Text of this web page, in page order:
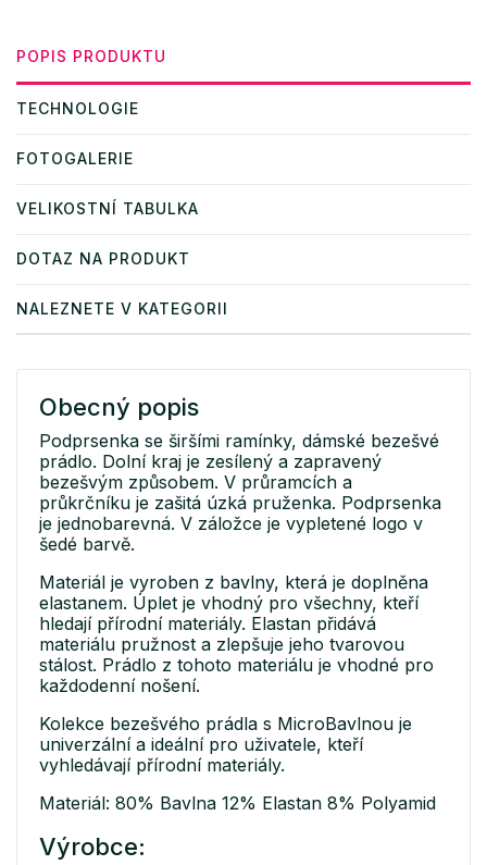
POPIS PRODUKTU
TECHNOLOGIE
FOTOGALERIE
VELIKOSTNÍ TABULKA
DOTAZ NA PRODUKT
NALEZNETE V KATEGORII
Obecný popis
Podprsenka se širšími ramínky, dámské bezešvé
prádlo. Dolní kraj je zesílený a zapravený
bezešvým způsobem. V průramcích a
průkrčníku je zašitá úzká pruženka. Podprsenka
je jednobarevná. V záložce je vypletené logo v
šedé barvě.
Materiál je vyroben z bavlny, která je doplněna
elastanem. Úplet je vhodný pro všechny, kteří
hledají přírodní materiály. Elastan přidává
materiálu pružnost a zlepšuje jeho tvarovou
stálost. Prádlo z tohoto materiálu je vhodné pro
každodenní nošení.
Kolekce bezešvého prádla s MicroBavlnou je
univerzální a ideální pro uživatele, kteří
vyhledávají přírodní materiály.
Materiál: 80% Bavlna 12% Elastan 8% Polyamid
Výrobce: